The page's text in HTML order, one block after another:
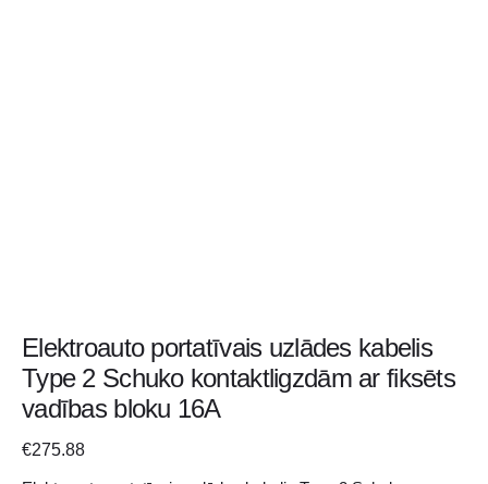
Elektroauto portatīvais uzlādes kabelis
Type 2 Schuko kontaktligzdām ar fiksēts
vadības bloku 16A
€275.88